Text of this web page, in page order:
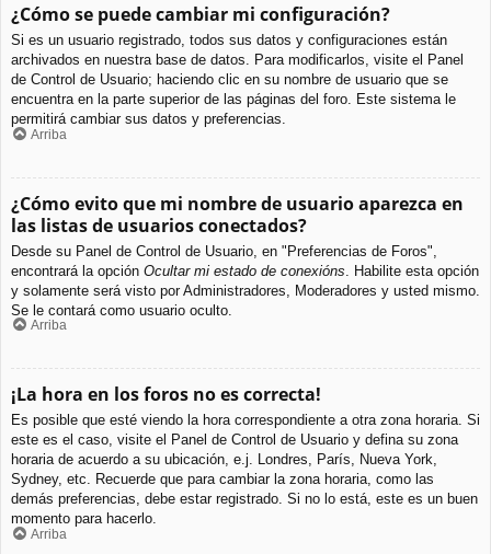
¿Cómo se puede cambiar mi configuración?
Si es un usuario registrado, todos sus datos y configuraciones están
archivados en nuestra base de datos. Para modificarlos, visite el Panel
de Control de Usuario; haciendo clic en su nombre de usuario que se
encuentra en la parte superior de las páginas del foro. Este sistema le
permitirá cambiar sus datos y preferencias.
Arriba
¿Cómo evito que mi nombre de usuario aparezca en
las listas de usuarios conectados?
Desde su Panel de Control de Usuario, en "Preferencias de Foros",
encontrará la opción Ocultar mi estado de conexións . Habilite esta opción
y solamente será visto por Administradores, Moderadores y usted mismo.
Se le contará como usuario oculto.
Arriba
¡La hora en los foros no es correcta!
Es posible que esté viendo la hora correspondiente a otra zona horaria. Si
este es el caso, visite el Panel de Control de Usuario y defina su zona
horaria de acuerdo a su ubicación, e.j. Londres, París, Nueva York,
Sydney, etc. Recuerde que para cambiar la zona horaria, como las
demás preferencias, debe estar registrado. Si no lo está, este es un buen
momento para hacerlo.
Arriba